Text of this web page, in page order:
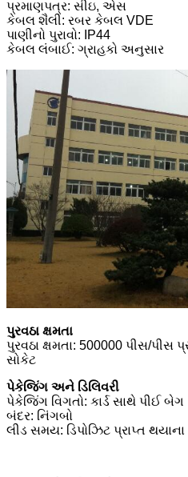
પ્રમાણપત્ર: સીઇ, એસ
કેબલ શૈલી: રબર કેબલ VDE
પાણીનો પુરાવો: IP44
કેબલ લંબાઈ: ગ્રાહકો અનુસાર
પુરવઠા ક્ષમતા
પુરવઠા ક્ષમતા: 500000 પીસ/પીસ
સોકેટ
પેકેજિંગ અને ડિલિવરી
પેકેજિંગ વિગતો: કાર્ડ સાથે પીઈ બેગ
બંદર: નિંગબો
લીડ સમય: ડિપોઝિટ પ્રાપ્ત